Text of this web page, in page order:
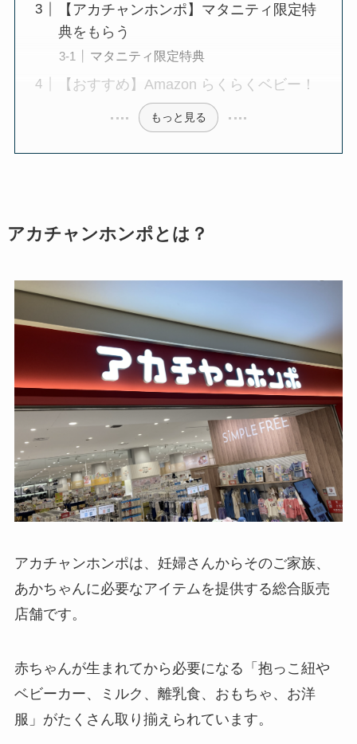
【アカチャンホンポ】マタニティ限定特
典をもらう
マタニティ限定特典
【おすすめ】Amazon らくらくベビー！
もっと見る
アカチャンホンポとは？
アカチャンホンポは、妊婦さんからそのご家族、
あかちゃんに必要なアイテムを提供する総合販売
店舗です。
赤ちゃんが生まれてから必要になる「抱っこ紐や
ベビーカー、ミルク、離乳食、おもちゃ、お洋
服」がたくさん取り揃えられています。